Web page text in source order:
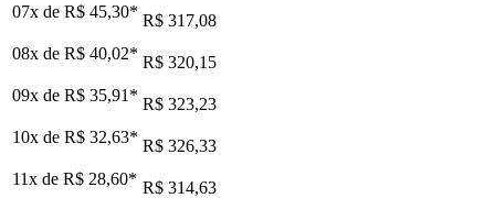
07x de R$ 45,30* R$ 317,08
08x de R$ 40,02* R$ 320,15
09x de R$ 35,91 * R$ 323,23
10x de R$ 32,63* R$ 326,33
11x de R$ 28,60* R$ 314,63